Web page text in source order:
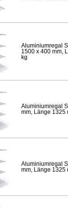
Aluminiumregal
1500 x 400 mm,
kg
Aluminiumregal
mm, Länge 1325
Aluminiumregal
mm, Länge 1325